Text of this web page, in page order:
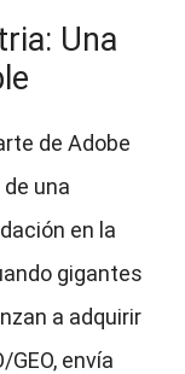
Una
de Adobe
una
en la
gigantes
a adquirir
envía